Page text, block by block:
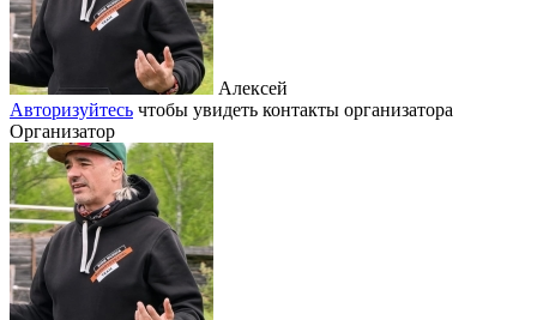
Алексей
Авторизуйтесь чтобы увидеть контакты организатора
Организатор